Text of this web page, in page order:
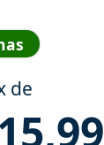
de
15,99